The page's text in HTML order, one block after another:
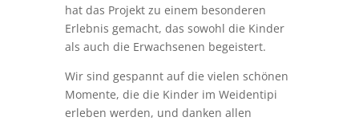
hat das Projekt zu einem besonderen
Erlebnis gemacht, das sowohl die Kinder
als auch die Erwachsenen begeistert.
Wir sind gespannt auf die vielen schönen
Momente, die die Kinder im Weidentipi
erleben werden, und danken allen